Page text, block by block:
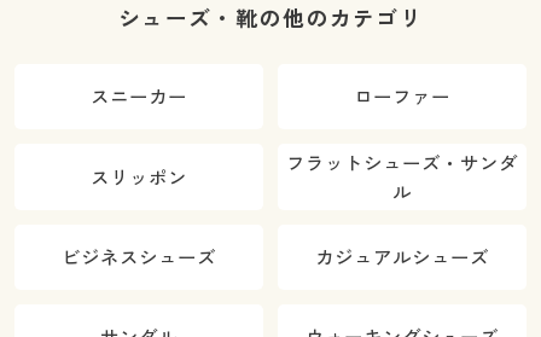
シューズ・靴の他のカテゴリ
スニーカー ローファー
スリッポン
フラットシューズ・サンダ
ル
ビジネスシューズ カジュアルシューズ